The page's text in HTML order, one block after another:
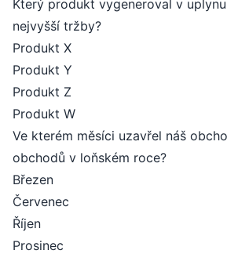
Který produkt vygeneroval v
nejvyšší tržby?
Produkt X
Produkt Y
Produkt Z
Produkt W
Ve kterém měsíci uzavřel náš
obchodů v loňském roce?
Březen
Červenec
Říjen
Prosinec